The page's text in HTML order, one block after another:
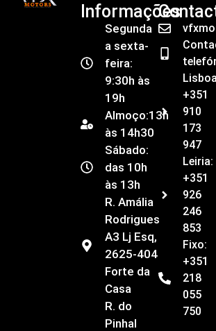
Informações
Segunda
a sexta-
feira:
9:30h às
19h
Almoço:13h
às 14h30
Sábado:
das 10h
às 13h
R. Amália
Rodrigues
A3 Lj Esq,
2625-404
Forte da
Casa
R. do
Pinhal
+351
910
173
947
Leiria:
+351
926
246
853
Fixo:
+351
218
055
750